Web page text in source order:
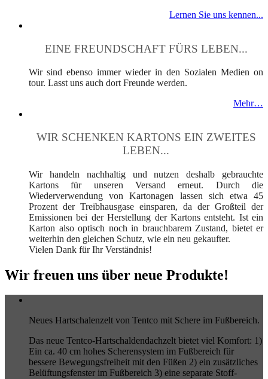
Lernen Sie uns kennen...
EINE FREUNDSCHAFT FÜRS LEBEN...
Wir sind ebenso immer wieder in den Sozialen Medien on
tour. Lasst uns auch dort Freunde werden.
Mehr…
WIR SCHENKEN KARTONS EIN ZWEITES
LEBEN...
Wir handeln nachhaltig und nutzen deshalb gebrauchte
Kartons für unseren Versand erneut. Durch die
Wiederverwendung von Kartonagen lassen sich etwa 45
Prozent der Treibhausgase einsparen, da der Großteil der
Emissionen bei der Herstellung der Kartons entsteht. Ist ein
Karton also optisch noch in brauchbarem Zustand, bietet er
weiterhin den gleichen Schutz, wie ein neu gekaufter.
Vielen Dank für Ihr Verständnis!
Wir freuen uns über neue Produkte!
Neues Hartschalenzelt von Tentco mit Schere im Fußbereich.
Das neue Tentco-Hartschaldendachzelt bietet viel Komfort: 1)
Ein ca. 40 cm hohes Scherensystem im Fußbereich für
bessere Bewegungsfreiheit mit den Füßen 2) ein zusätzliches
Belüftungsfenster im Fußbereich 3) eine separate Stoff-